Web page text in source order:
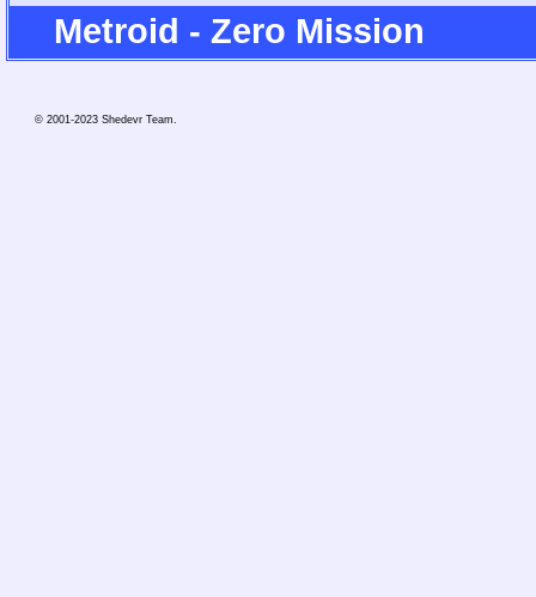
Metroid - Zero Mission
© 2001-2023 Shedevr Team.